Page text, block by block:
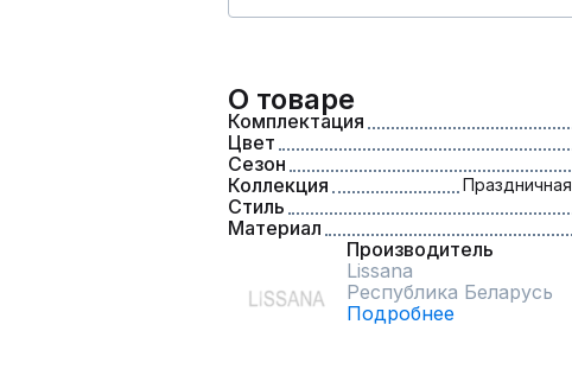
О товаре
Комплектация
Цвет
Сезон
Коллекция
Праздничная,
Стиль
Материал
Производитель
Lissana
Республика Беларусь
Подробнее